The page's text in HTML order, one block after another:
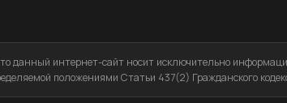
данный интернет-сайт носит исключительно
положениями Статьи 437(2) Гражданского